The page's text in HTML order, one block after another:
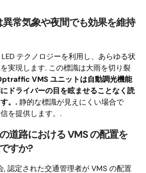
常気象や夜間でも効果を維持
テクノロジーを利用し、あらゆる状
実現します. この標識は大雨を切り裂
VMS ユニットは自動調光機能
ドライバーの目を眩ませることなく読
。. 静的な標識が見えにくい場合で
を提供します。.
道路における VMS の配置を
すか?
, 認定された交通管理者が VMS の配置